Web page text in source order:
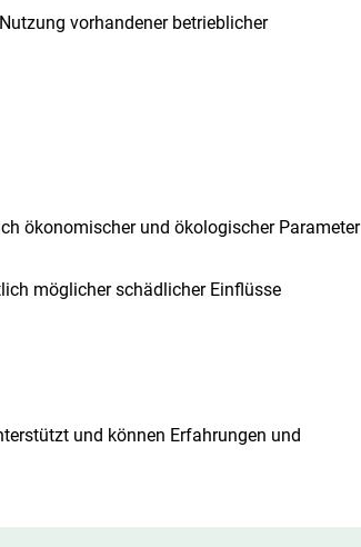
vorhandener betrieblicher
ökonomischer und ökologischer Parameter
möglicher schädlicher Einflüsse
und können Erfahrungen und